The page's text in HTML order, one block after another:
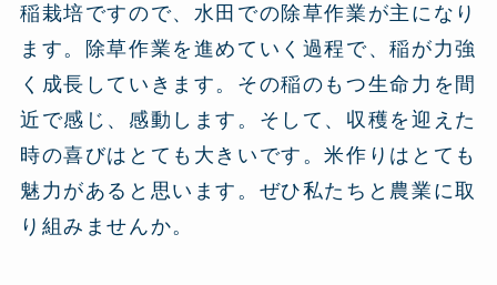
稲栽培ですので、水田での除草作業が主になり
ます。除草作業を進めていく過程で、稲が力強
く成長していきます。その稲のもつ生命力を間
近で感じ、感動します。そして、収穫を迎えた
時の喜びはとても大きいです。米作りはとても
魅力があると思います。ぜひ私たちと農業に取
り組みませんか。